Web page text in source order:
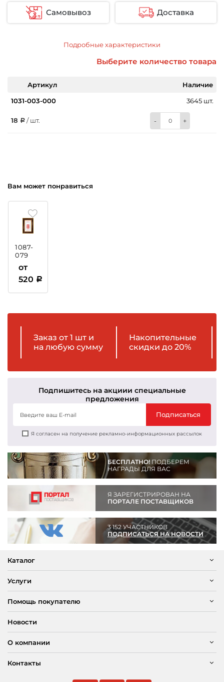
Самовывоз Доставка
Подробные характеристики
Выберите количество товара
Артикул
Наличие
1031-003-000
3645 шт.
18 / шт. - +
Вам может понравиться
1087-
079
пластиковая
от
520
Заказ от 1 шт и
на любую сумму
Накопительные
скидки до 20%
Подпишитесь на акциии специальные
предложения
Подписаться
Я согласен на получение рекламно-информационных рассылок
БЕСПЛАТНО!ПОДБЕРЕМ
НАГРАДЫ ДЛЯ ВАС
Я ЗАРЕГИСТРИРОВАН НА
ПОРТАЛЕ ПОСТАВЩИКОВ
3 152 УЧАСТНИКОВ
ПОДПИСАТЬСЯ НА НОВОСТИ
Каталог
Услуги
Помощь покупателю
Новости
О компании
Контакты